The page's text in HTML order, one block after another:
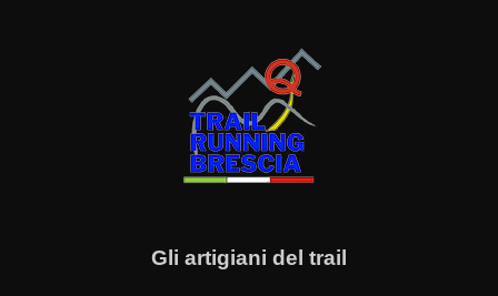
Gli artigiani del trail